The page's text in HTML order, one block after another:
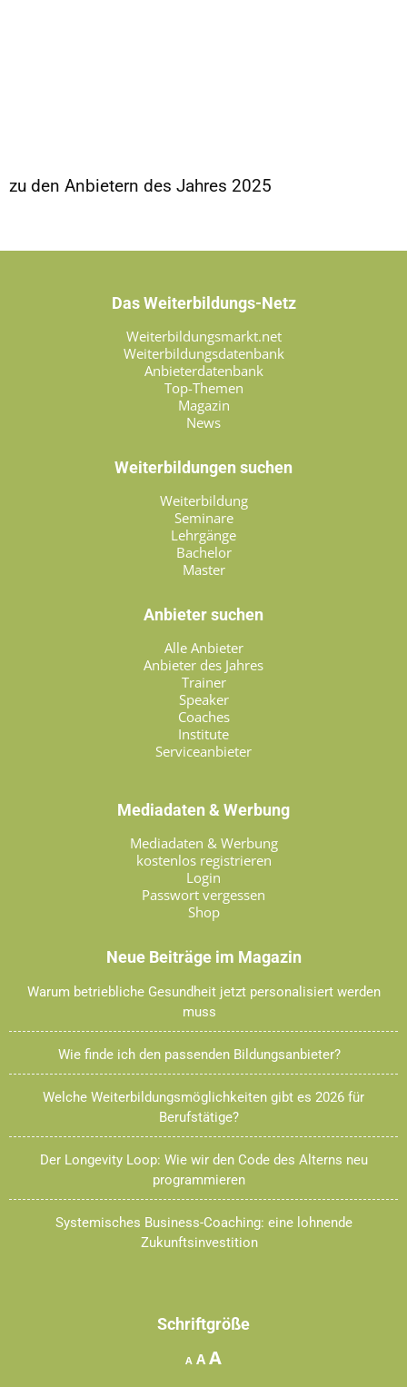
zu den Anbietern des Jahres 2025
Das Weiterbildungs-Netz
Weiterbildungsmarkt.net
Weiterbildungsdatenbank
Anbieterdatenbank
Top-Themen
Magazin
News
Weiterbildungen suchen
Weiterbildung
Seminare
Lehrgänge
Bachelor
Master
Anbieter suchen
Alle Anbieter
Anbieter des Jahres
Trainer
Speaker
Coaches
Institute
Serviceanbieter
Mediadaten & Werbung
Mediadaten & Werbung
kostenlos registrieren
Login
Passwort vergessen
Shop
Neue Beiträge im Magazin
Warum betriebliche Gesundheit jetzt personalisiert werden
muss
Wie finde ich den passenden Bildungsanbieter?
Welche Weiterbildungsmöglichkeiten gibt es 2026 für
Berufstätige?
Der Longevity Loop: Wie wir den Code des Alterns neu
programmieren
Systemisches Business-Coaching: eine lohnende
Zukunftsinvestition
Schriftgröße
A Decrease
A Reset
AIncrease